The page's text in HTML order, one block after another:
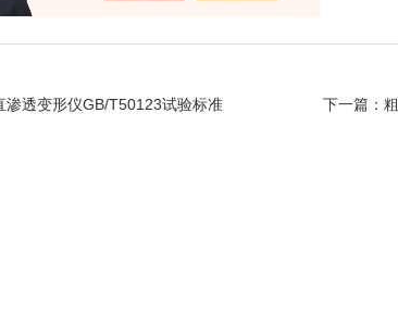
下一篇：
渗透变形仪GB/T50123试验标准